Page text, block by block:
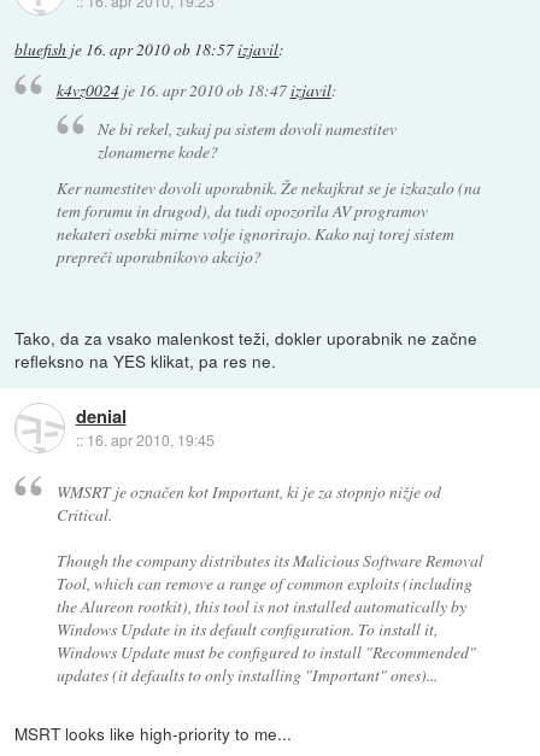
bluefish je 16. apr 2010 ob 18:57izjavil:
k4vz0024je 16. apr 2010 ob 18:47izjavil:
Ne bi rekel, zakaj pa sistem dovoli namestitev
zlonamerne kode?
Ker namestitev dovoli uporabnik. Že nekajkrat se je izkazalo (na
tem forumu in drugod), da tudi opozorila AV programov
nekateri osebki mirne volje ignorirajo. Kako naj torej sistem
prepreči uporabnikovo akcijo?
Tako, da za vsako malenkost teži, dokler uporabnik ne začne
refleksno na YES klikat, pa res ne.
denial
:: 16. apr 2010, 19:45
WMSRT je označen kot Important, ki je za stopnjo nižje od
Critical.
Though the company distributes its Malicious Software Removal
Tool, which can remove a range of common exploits (including
the Alureon rootkit), this tool is not installed automatically by
Windows Update in its default configuration. To install it,
Windows Update must be configured to install "Recommended"
updates (it defaults to only installing "Important" ones)...
MSRT looks like high-priority to me...